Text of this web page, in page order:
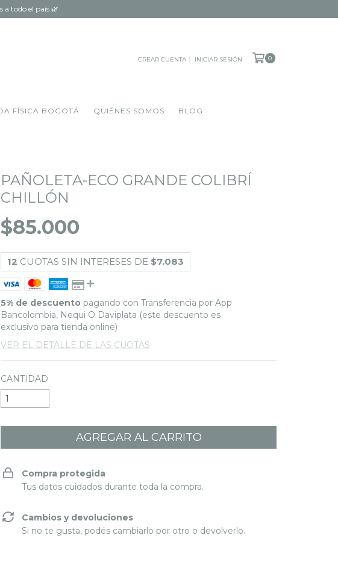
a todo el país 🌿
CREAR CUENTA INICIAR SESIÓN 0
FÍSICA BOGOTÁ QUIÉNES SOMOS BLOG
PAÑOLETA-ECO GRANDE COLIBRÍ
CHILLÓN
$85.000
12 CUOTAS SIN INTERESES DE $7.083
5% de descuento pagando con Transferencia por App
Bancolombia, Nequi O Daviplata (este descuento es
exclusivo para tienda online)
VER EL DETALLE DE LAS CUOTAS
CANTIDAD
Compra protegida
Tus datos cuidados durante toda la compra.
Cambios y devoluciones
Si no te gusta, podés cambiarlo por otro o devolverlo.